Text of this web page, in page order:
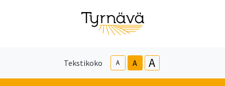
Tekstikoko A A A